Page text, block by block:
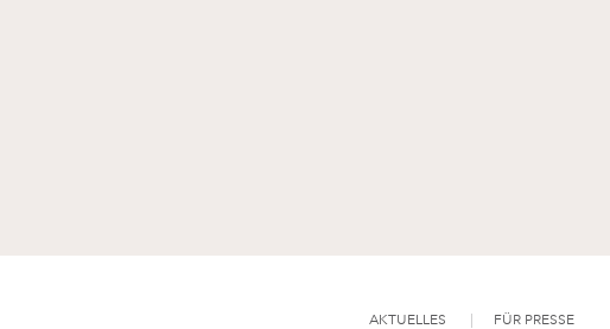
AKTUELLES FÜR PRESSE